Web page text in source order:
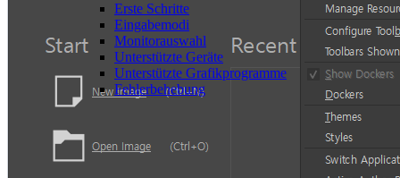
Erste Schritte
Eingabemodi
Monitorauswahl
Unterstützte Geräte
Unterstützte Grafikprogramme
Fehlerbehebung